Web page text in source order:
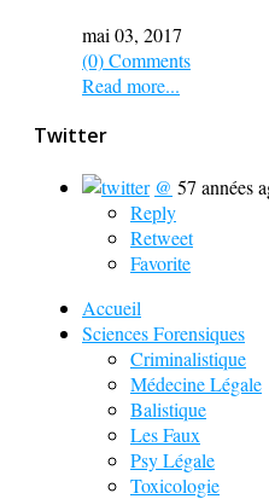
mai 03, 2017
(0) Comments
Read more...
Twitter
@ 57 années
Reply
Retweet
Favorite
Accueil
Sciences Forensiques
Criminalistique
Médecine Légale
Balistique
Les Faux
Psy Légale
Toxicologie